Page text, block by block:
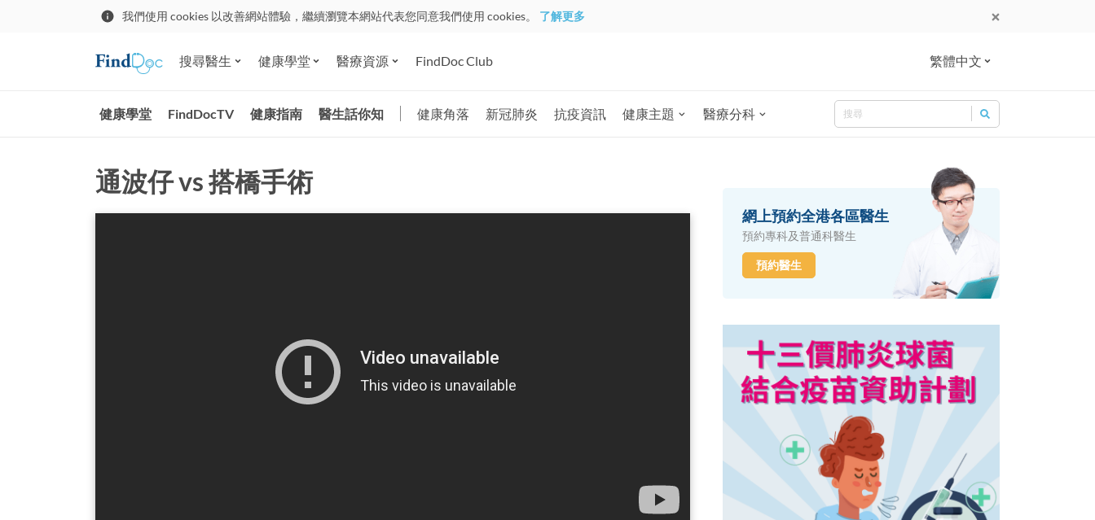
我們使用 cookies 以改善網站體驗，繼續瀏覽本網站代表您同意我們使用 cookies。 了解更多
搜尋醫生 健康學堂 醫療資源 FindDoc Club 繁體中文
健康學堂 FindDocTV 健康指南 醫生話你知 健康角落 新冠肺炎 抗疫資訊 健康主題 醫療分科
Search for:
Search
通波仔 vs 搭橋手術
網上預約全港各區醫生
預約專科及普通科醫生
預約醫生